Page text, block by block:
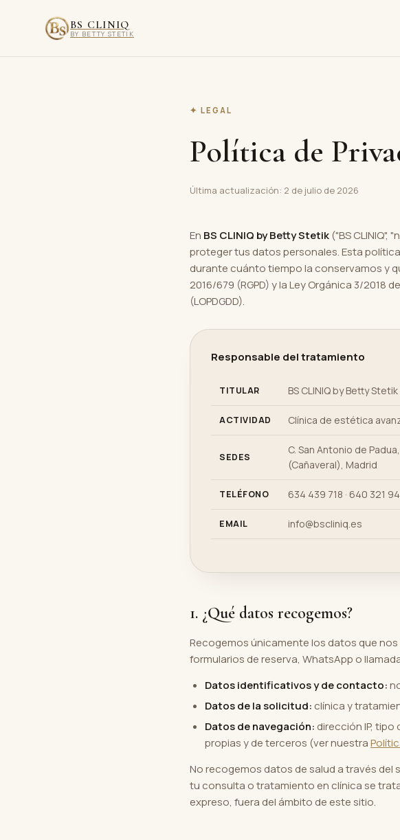
BS CLINIQ
BY BETTY STETIK
✦ LEGAL
Política de
Última actualización: 2 de julio de 2026
En BS CLINIQ by Betty Stetik("BS
proteger tus datos personales. Esta
durante cuánto tiempo la conservamos y
2016/679 (RGPD) y la Ley Orgánica 3/
(LOPDGDD).
Responsable del tratamiento
TITULAR BS CLINIQ by Betty Stetik
ACTIVIDAD Clínica de estética
SEDES
C. San Antonio de
(Cañaveral), Madrid
TELÉFONO 634 439 718 · 640 321
EMAIL info@bscliniq.es
1. ¿Qué datos recogemos?
Recogemos únicamente los datos que
formularios de reserva, WhatsApp o
Datos identificativos y de contacto:
Datos de la solicitud: clínica y
Datos de navegación: dirección IP,
propias y de terceros (ver nuestra
No recogemos datos de salud a través
tu consulta o tratamiento en clínica se
expreso, fuera del ámbito de este sitio.